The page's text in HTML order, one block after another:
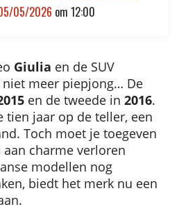
05/05/2026 om 12:00
Giulia en de SUV
meer piepjong… De
en de tweede in 2016.
tien jaar op de teller, een
Toch moet je toegeven
aan charme verloren
modellen nog
biedt het merk nu een